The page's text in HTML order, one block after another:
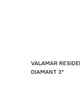
VALAMAR
DIAMANT 3*